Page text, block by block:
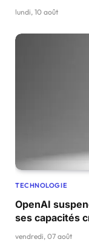
lundi, 10 août
TECHNOLOGIE
OpenAI
ses capacités
vendredi, 07 août